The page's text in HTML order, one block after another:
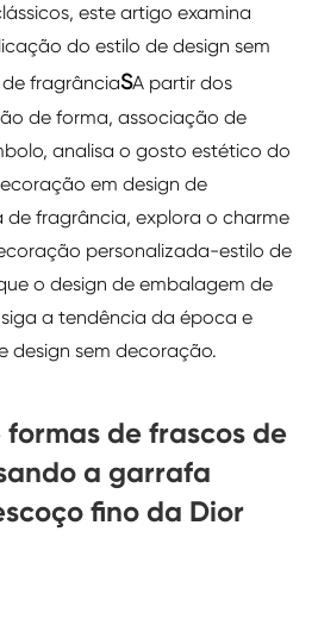
este artigo examina
do estilo de design sem
fragrânciaSA partir dos
de forma, associação de
analisa o gosto estético do
em design de
fragrância, explora o charme
personalizada-estilo de
o design de embalagem de
a tendência da época e
design sem decoração.
de frascos de
a garrafa
fino da Dior